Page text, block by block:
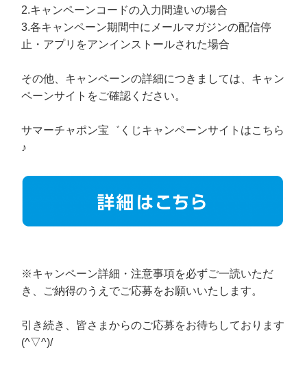
2.キャンペーンコードの入力間違いの場合
3.各キャンペーン期間中にメールマガジンの配信停
止・アプリをアンインストールされた場合
その他、キャンペーンの詳細につきましては、キャン
ペーンサイトをご確認ください。
サマーチャポン宝゛くじキャンペーンサイトはこちら
♪
※キャンペーン詳細・注意事項を必ずご一読いただ
き、ご納得のうえでご応募をお願いいたします。
引き続き、皆さまからのご応募をお待ちしております
(^▽^)/